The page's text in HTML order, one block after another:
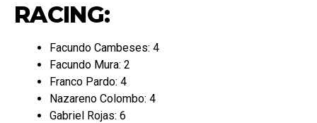
RACING:
Facundo Cambeses: 4
Facundo Mura: 2
Franco Pardo: 4
Nazareno Colombo: 4
Gabriel Rojas: 6